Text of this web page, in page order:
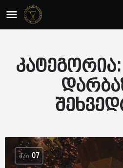
კატეგორია:
ᲛᲐᲘ 07